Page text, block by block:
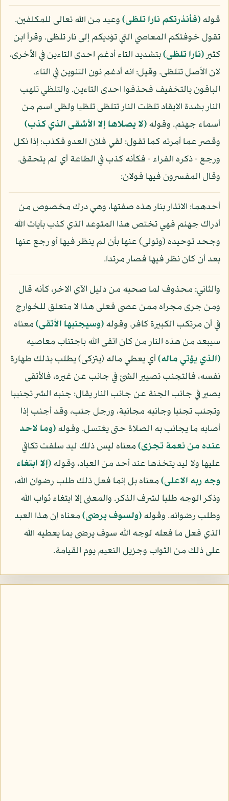
قوله(فأنذرتكم نارا تلظى)وعيد من الله تعالى للمكلفين.
تقول خوفتكم المعاصي التي تؤديكم إلى نار تلظى. وقرأ ابن
كثير(نارا تلظى)بتشديد التاء أدغم احدى التاءين في الأخرى،
لان الأصل تتلظى. وقيل: انه أدغم نون التنوين في التاء.
الباقون بالتخفيف فحذفوا احدى التاءين. والتلظي تلهب
النار بشدة الايقاد تلظت النار تتلظى تلظيا ولظى اسم من
أسماء جهنم. وقوله(لا يصلاها إلا الأشقى الذي كذب)
وقصر عما أمرته كما تقول: لقي فلان العدو فكذب: إذا نكل
ورجع - ذكره الفراء - فكأنه كذب في الطاعة أي لم يتحقق.
وقال المفسرون فيها قولان:
أحدهما: الانذار بنار هذه صفتها، وهي درك مخصوص من
أدراك جهنم فهي تختص هذا المتوعد الذي كذب بآيات الله
وجحد توحيده (وتولى) عنها بأن لم ينظر فيها أو رجع عنها
بعد أن كان نظر فيها فصار مرتدا.
والثاني: محذوف لما صحبه من دليل الآي الاخر، كأنه قال
ومن جرى مجراه ممن عصى فعلى هذا لا متعلق للخوارج
في أن مرتكب الكبيرة كافر. وقوله(وسيجنبها الأتقى)معناه
سيبعد من هذه النار من كان اتقى الله باجتناب معاصيه
(الذي يؤتي ماله)أي يعطي ماله (يتزكى) يطلب بذلك طهارة
نفسه، فالتجنب تصيير الشئ في جانب عن غيره، فالأتقى
يصير في جانب الجنة عن جانب النار يقال: جنبه الشر تجنيبا
وتجنب تجنبا وجانبه مجانبة، ورجل جنب، وقد أجنب إذا
أصابه ما يجانب به الصلاة حتى يغتسل. وقوله(وما لاحد
عنده من نعمة تجزى)معناه ليس ذلك ليد سلفت تكافي
عليها ولا ليد يتخذها عند أحد من العباد، وقوله(إلا ابتغاء
وجه ربه الاعلى)معناه بل إنما فعل ذلك طلب رضوان الله،
وذكر الوجه طلبا لشرف الذكر. والمعنى إلا ابتغاء ثواب الله
وطلب رضوانه. وقوله(ولسوف يرضى)معناه إن هذا العبد
الذي فعل ما فعله لوجه الله سوف يرضى بما يعطيه الله
على ذلك من الثواب وجزيل النعيم يوم القيامة.